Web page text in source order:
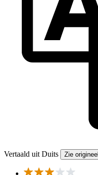
Vertaald uit Duits Zie origineel